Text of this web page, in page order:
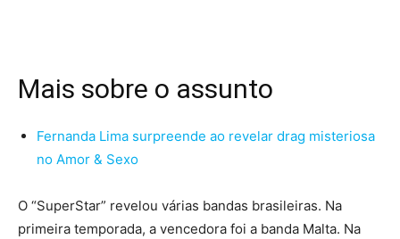
Mais sobre o assunto
Fernanda Lima surpreende ao revelar drag misteriosa
no Amor & Sexo
O “SuperStar” revelou várias bandas brasileiras. Na
primeira temporada, a vencedora foi a banda Malta. Na